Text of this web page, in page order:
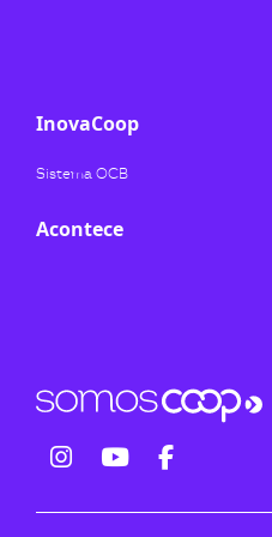
InovaCoop
Sistema OCB
Acontece
fab fabfab